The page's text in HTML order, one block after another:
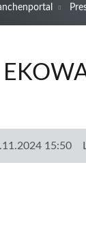
15:50